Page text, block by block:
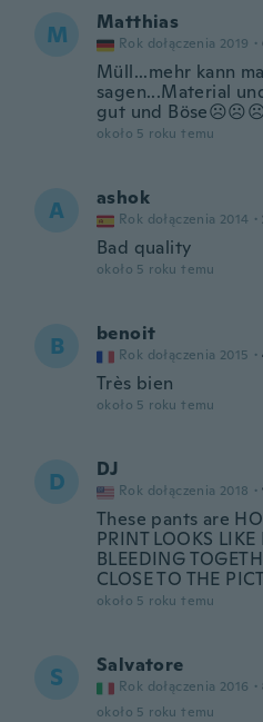
M Matthias
Rok dołączenia 2019 ·
Müll...mehr kann
sagen...Material
gut und Böse☹️☹️☹️
około 5 roku temu
A ashok
Rok dołączenia 2014 ·
Bad quality
około 5 roku temu
B benoit
Rok dołączenia 2015 ·
Très bien
około 5 roku temu
D DJ
Rok dołączenia 2018 ·
These pants are
PRINT LOOKS
BLEEDING
CLOSE TO THE
około 5 roku temu
S Salvatore
Rok dołączenia 2016 ·
około 5 roku temu